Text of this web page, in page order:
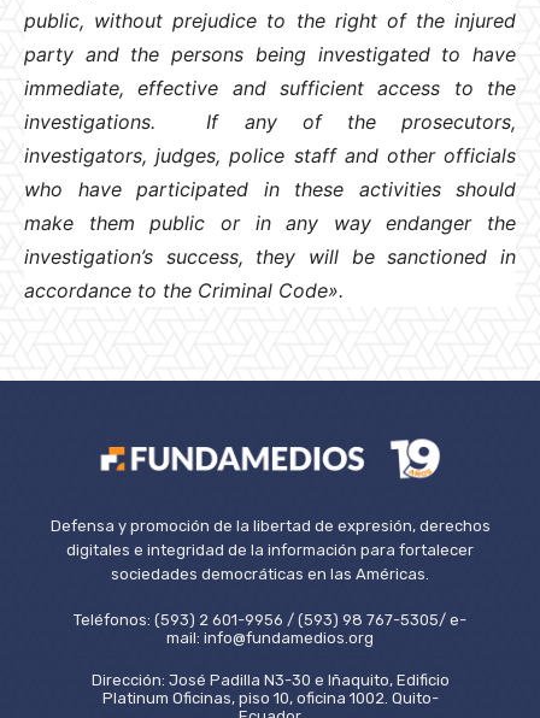
public, without prejudice to the right of the injured
party and the persons being investigated to have
immediate, effective and sufficient access to the
investigations. If any of the prosecutors,
investigators, judges, police staff and other officials
who have participated in these activities should
make them public or in any way endanger the
investigation’s success, they will be sanctioned in
accordance to the Criminal Code».
Defensa y promoción de la libertad de expresión, derechos
digitales e integridad de la información para fortalecer
sociedades democráticas en las Américas.
Teléfonos: (593) 2 601-9956 / (593) 98 767-5305/ e-
mail: info@fundamedios.org
Dirección: José Padilla N3-30 e Iñaquito, Edificio
Platinum Oficinas, piso 10, oficina 1002. Quito-